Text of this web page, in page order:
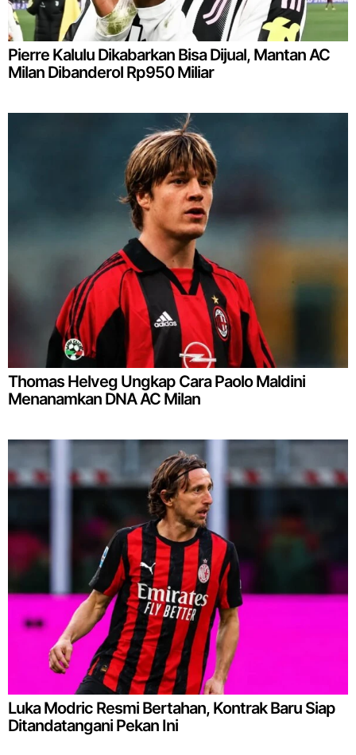
Pierre Kalulu Dikabarkan Bisa Dijual, Mantan AC
Milan Dibanderol Rp950 Miliar
Thomas Helveg Ungkap Cara Paolo Maldini
Menanamkan DNA AC Milan
Luka Modric Resmi Bertahan, Kontrak Baru Siap
Ditandatangani Pekan Ini